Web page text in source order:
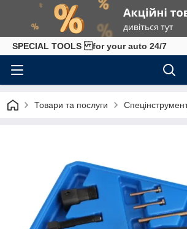
SPECIAL TOOLS for your auto 24/7
Товари та послуги